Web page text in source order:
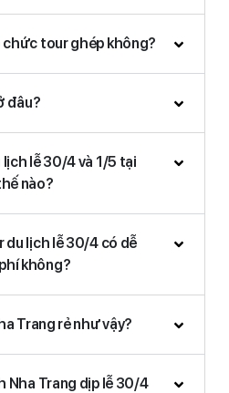
tour ghép không?
đâu?
lễ 30/4 và 1/5 tại
nào?
du lịch lễ 30/4 có dễ
không?
Trang rẻ như vậy?
Nha Trang dịp lễ 30/4